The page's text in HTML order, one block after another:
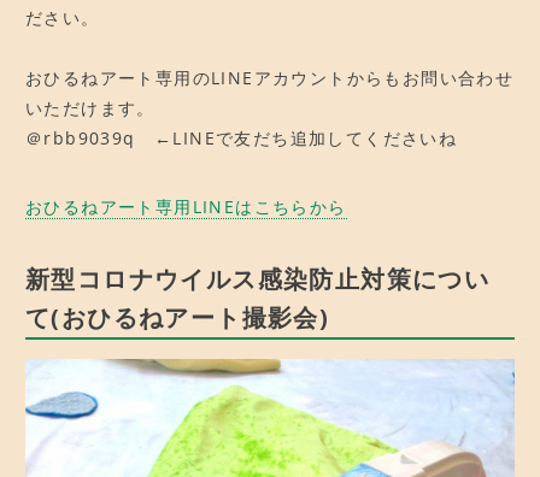
ださい。
おひるねアート専用のLINEアカウントからもお問い合わせ
いただけます。
＠rbb9039q ←LINEで友だち追加してくださいね
おひるねアート専用LINEはこちらから
新型コロナウイルス感染防止対策につい
て(おひるねアート撮影会)